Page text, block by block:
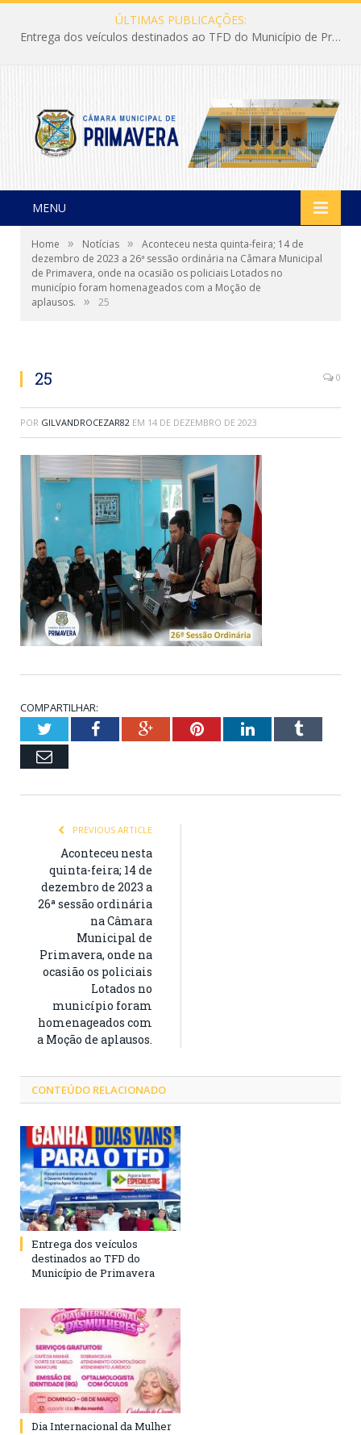
ÚLTIMAS PUBLICAÇÕES:
Entrega dos veículos destinados ao TFD do Município de Primavera
MENU
Home » Notícias »
Aconteceu nesta quinta-feira; 14 de
dezembro de 2023 a 26ª sessão ordinária na Câmara Municipal
de Primavera, onde na ocasião os policiais Lotados no
município foram homenageados com a Moção de
aplausos.
» 25
25 0
POR GILVANDROCEZAR82 EM 14 DE DEZEMBRO DE 2023
COMPARTILHAR:
TwitterFacebookGoogle+PinterestLinkedInTumblr
Email
PREVIOUS ARTICLE
Aconteceu nesta
quinta-feira; 14 de
dezembro de 2023 a
26ª sessão ordinária
na Câmara
Municipal de
Primavera, onde na
ocasião os policiais
Lotados no
município foram
homenageados com
a Moção de aplausos.
CONTEÚDO RELACIONADO
Entrega dos veículos
destinados ao TFD do
Município de Primavera
Dia Internacional da Mulher